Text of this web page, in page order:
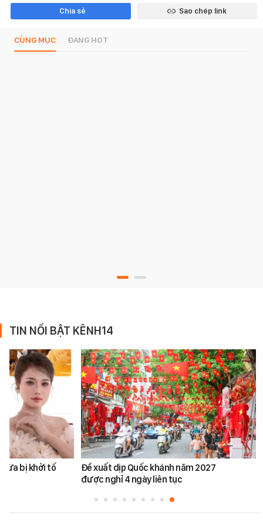
Chia sẻ Sao chép link
CÙNG MỤC ĐANG HOT
TIN NỔI BẬT KÊNH14
vừa bị khởi tố
Đề xuất dịp Quốc khánh năm 2027
được nghỉ 4 ngày liên tục